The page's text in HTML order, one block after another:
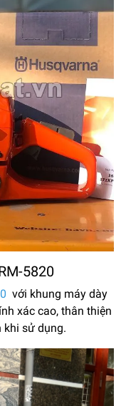
5820
với khung máy dày
xác cao, thân thiện
khi sử dụng.